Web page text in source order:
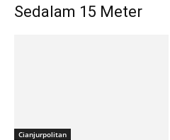
Sedalam 15 Meter
Cianjurpolitan